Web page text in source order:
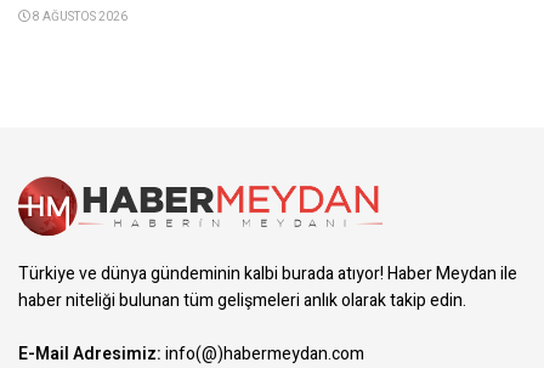
8 AĞUSTOS 2026
Türkiye ve dünya gündeminin kalbi burada atıyor! Haber Meydan ile
haber niteliği bulunan tüm gelişmeleri anlık olarak takip edin.
E-Mail Adresimiz:info(@)habermeydan.com